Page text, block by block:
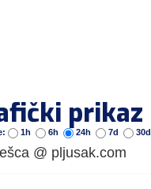
prikaz
1h 6h 24h 7d 30d
@ pljusak.com